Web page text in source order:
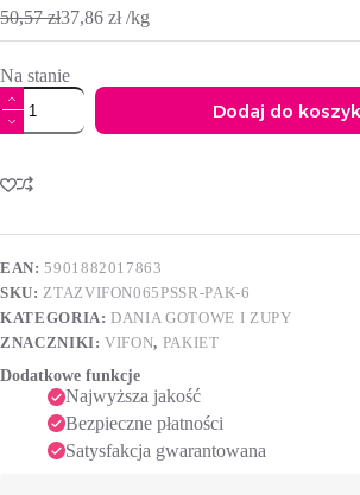
50,57zł37,86 zł /kg
Na stanie
ilość
Vifon
Zupa
o
smaku
65
x
6
szt
Dodaj do
t
r
a
t
i
v
:
EAN:5901882017863
SKU:ZTAZVIFON065PSSR-PAK-6
KATEGORIA:DANIA GOTOWE I ZUPY
ZNACZNIKI:VIFON, PAKIET
Dodatkowe funkcje
Najwyższa jakość
Bezpieczne płatności
Satysfakcja gwarantowana